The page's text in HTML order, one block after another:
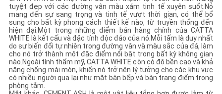
CHÍNH
SÁCH
BẢO
MẬT
tuyệt đẹp với các đường vân màu xám tinh tế xuyên suốt.Nó
mang đến sự sang trọng và tinh tế vượt thời gian, có thể bổ
sung cho bất kỳ phong cách thiết kế nào, từ truyền thống đến
hiện đại.Một trong những điểm bán hàng chính của CATTA
WHITE là kết cấu và đặc tính độc đáo của nó.Mỗi tấm là duy nhất
do sự biến đổi tự nhiên trong đường vân và màu sắc của đá, làm
cho nó trở thành một đặc điểm nổi bật trong bất kỳ không gian
nào.Ngoài tính thẩm mỹ, CATTA WHITE còn có độ bền cao và khả
năng chống mài mòn, khiến nó trở nên lý tưởng cho các khu vực
có nhiều người qua lại như mặt bàn bếp và bàn trang điểm trong
phòng tắm.